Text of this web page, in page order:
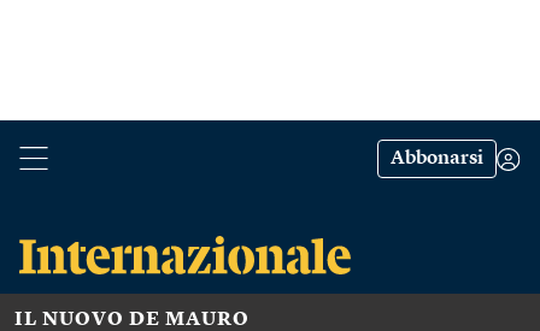
Abbonarsi
IL NUOVO DE MAURO